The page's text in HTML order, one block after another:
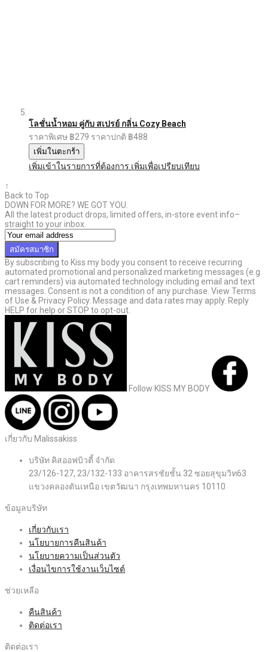
โลชั่นน้ำหอม คู่กับ สเปรย์ กลิ่น Cozy Beach
ราคาพิเศษ ฿279 ราคาปกติ ฿488
เพิ่มในตะกร้า
เพิ่มเข้าในรายการที่ต้องการ เพิ่มเพื่อเปรียบเทียบ
↑
Back to Top
DOWN FOR MORE? WE GOT YOU.
All the latest product drops, limited offers, in-store event info–
straight to your inbox.
สมัครสมาชิก
By subscribing to Kiss my body you consent to receive recurring
automated promotional and personalized marketing messages (e.g.
cart reminders) via automated technology including email and text
messages. Consent is not a condition of any purchase. View Terms
of Use & Privacy Policy. Message and data rates may apply. Reply
HELP for help or STOP to opt-out.
Follow KISS MY BODY
เกี่ยวกับ Malissakiss
บริษัท คิสออฟบิวตี้ จำกัด
23/126-127, 23/132-133 อาคารสรชัยชั้น 32 ซอยสุขุมวิท63
แขวงคลองตันเหนือ เขตวัฒนา กรุงเทพมหานคร 10110
ข้อมูลบริษัท
เกี่ยวกับเรา
นโยบายการคืนสินค้า
นโยบายความเป็นส่วนตัว
เงื่อนไขการใช้งานเว็บไซต์
ช่วยเหลือ
คืนสินค้า
ติดต่อเรา
ติดต่อเรา